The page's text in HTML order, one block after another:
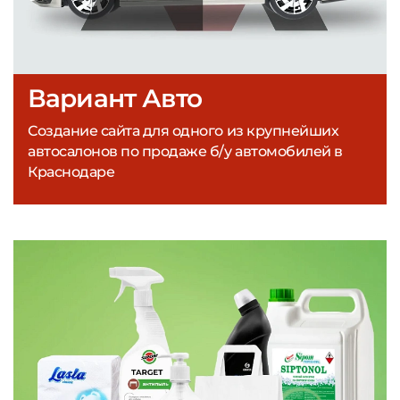
Вариант Авто
Создание сайта для одного из крупнейших
автосалонов по продаже б/у автомобилей в
Краснодаре